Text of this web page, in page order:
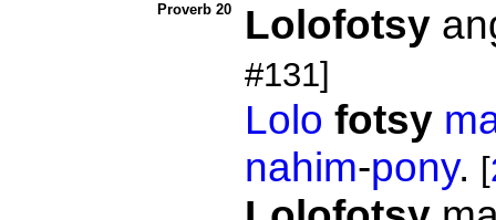
Proverb 20 Lolofotsy
#131]
Lolo fotsy
nahim-pony. [